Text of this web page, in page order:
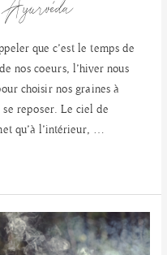
que c’est le temps de
nos coeurs, l’hiver nous
choisir nos graines à
reposer. Le ciel de
qu’à l’intérieur, …